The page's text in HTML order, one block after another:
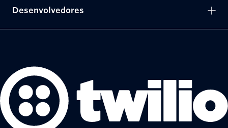
Desenvolvedores